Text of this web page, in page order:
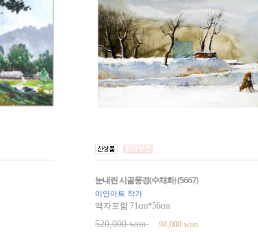
눈내린 시골풍경(수채화) (5667)
이안아트 작가
액자포함 71cm*56cm
520,000 won 98,000 won